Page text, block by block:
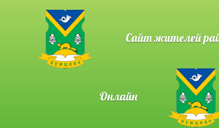
Сайт жителей
Онлайн